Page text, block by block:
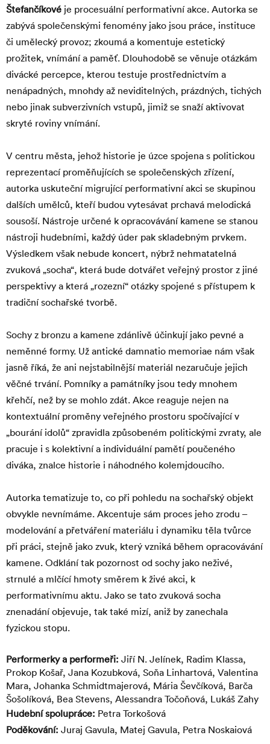
Štefančíkové je procesuální performativní akce. Autorka se
zabývá společenskými fenomény jako jsou práce, instituce
či umělecký provoz; zkoumá a komentuje estetický
prožitek, vnímání a paměť. Dlouhodobě se věnuje otázkám
divácké percepce, kterou testuje prostřednictvím a
nenápadných, mnohdy až neviditelných, prázdných, tichých
nebo jinak subverzivních vstupů, jimiž se snaží aktivovat
skryté roviny vnímání.
V centru města, jehož historie je úzce spojena s politickou
reprezentací proměňujících se společenských zřízení,
autorka uskuteční migrující performativní akci se skupinou
dalších umělců, kteří budou vytesávat prchavá melodická
sousoší. Nástroje určené k opracovávání kamene se stanou
nástroji hudebními, každý úder pak skladebným prvkem.
Výsledkem však nebude koncert, nýbrž nehmatatelná
zvuková „socha“, která bude dotvářet veřejný prostor z jiné
perspektivy a která „rozezní“ otázky spojené s přístupem k
tradiční sochařské tvorbě.
Sochy z bronzu a kamene zdánlivě účinkují jako pevné a
neměnné formy. Už antické damnatio memoriae nám však
jasně říká, že ani nejstabilnější materiál nezaručuje jejich
věčné trvání. Pomníky a památníky jsou tedy mnohem
křehčí, než by se mohlo zdát. Akce reaguje nejen na
kontextuální proměny veřejného prostoru spočívající v
„bourání idolů“ zpravidla způsobeném politickými zvraty, ale
pracuje i s kolektivní a individuální pamětí poučeného
diváka, znalce historie i náhodného kolemjdoucího.
Autorka tematizuje to, co při pohledu na sochařský objekt
obvykle nevnímáme. Akcentuje sám proces jeho zrodu –
modelování a přetváření materiálu i dynamiku těla tvůrce
při práci, stejně jako zvuk, který vzniká během opracovávání
kamene. Odklání tak pozornost od sochy jako neživé,
strnulé a mlčící hmoty směrem k živé akci, k
performativnímu aktu. Jako se tato zvuková socha
znenadání objevuje, tak také mizí, aniž by zanechala
fyzickou stopu.
Performerky a performeři: Jiří N. Jelínek, Radim Klassa,
Prokop Košař, Jana Kozubková, Soňa Linhartová, Valentina
Mara, Johanka Schmidtmajerová, Mária Ševčíková, Barča
Šošolíková, Bea Stevens, Alessandra Točoňová, Lukáš Zahy
Hudební spolupráce: Petra Torkošová
Poděkování: Juraj Gavula, Matej Gavula, Petra Noskaiová